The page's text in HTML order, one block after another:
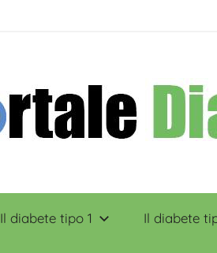
Il diabete tipo 1 Il diabete